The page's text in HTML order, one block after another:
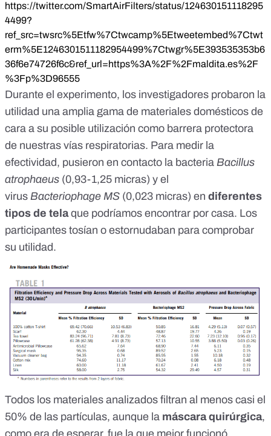
https://twitter.com/SmartAirFilters/status/124630151118295
4499?
ref_src=twsrc%5Etfw%7Ctwcamp%5Etweetembed%7Ctwt
erm%5E1246301511182954499%7Ctwgr%5E393535353b6
36f6e74726f6c&ref_url=https%3A%2F%2Fmaldita.es%2F
%3Fp%3D96555
Durante el experimento, los investigadores probaron la
utilidad una amplia gama de materiales domésticos de
cara a su posible utilización como barrera protectora
de nuestras vías respiratorias. Para medir la
efectividad, pusieron en contacto la bacteria Bacillus
atrophaeus (0,93-1,25 micras) y el
virus Bacteriophage MS (0,023 micras) en diferentes
tipos de telaque podríamos encontrar por casa. Los
participantes tosían o estornudaban para comprobar
su utilidad.
Todos los materiales analizados filtran al menos casi el
50% de las partículas, aunque la máscara quirúrgica,
como era de esperar, fue la que mejor funcionó,